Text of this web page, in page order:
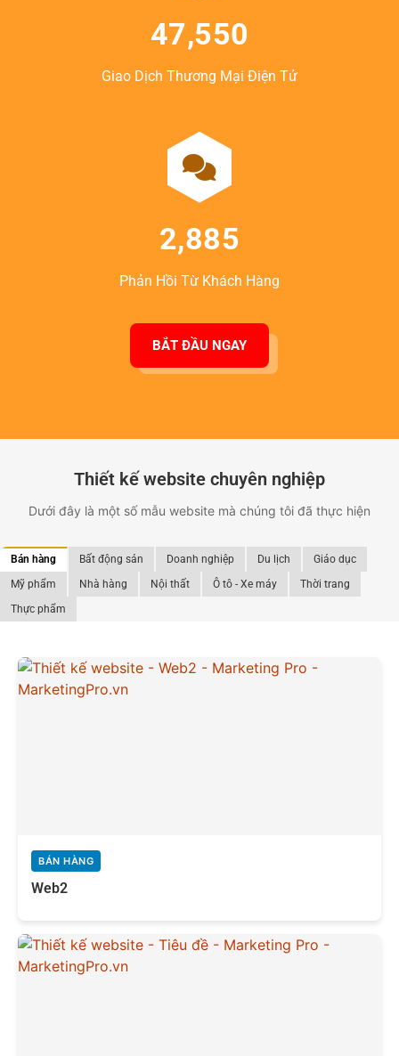
47,550
Giao Dịch Thương Mại Điện Tử
2,885
Phản Hồi Từ Khách Hàng
BẮT ĐẦU NGAY
Thiết kế website chuyên nghiệp
Dưới đây là một số mẫu website mà chúng tôi đã thực hiện
Bán hàng Bất động sản Doanh nghiệp Du lịch
Giáo dục
Mỹ phẩm
Nhà hàng Nội thất Ô tô - Xe máy
Thời trang
Thực phẩm
BÁN HÀNG
Web2